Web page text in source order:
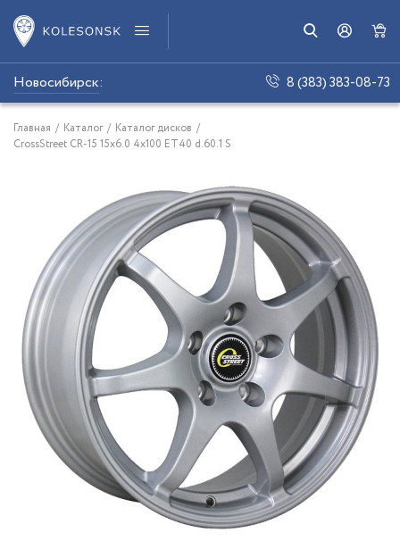
Новосибирск: 8 (383) 383-08-73
Главная / Каталог / Каталог дисков /
CrossStreet СR-15 15x6.0 4x100 ET40 d.60.1 S